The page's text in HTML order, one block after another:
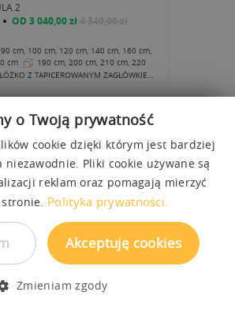
2
OD 3 040,00 zł4 340,00 zł
cm, 100 cm, 120 cm, 140 cm, 160 cm,
cm
190 cm, 200 cm, 210 cm, 220
OD TERAZ ŁÓŻKO Z TAPICEROWANYM ZAGŁÓWKIEM KULA STANIE SIĘ CENTRUM ŻYCIA DOMOWEGO
NISKIE
o Twoją prywatność
cookie dzięki którym jest bardziej
niezawodnie. Pliki cookie używane są
reklam oraz pomagają mierzyć
Polityka prywatności.
Akceptuję cookies
Zmieniam zgody